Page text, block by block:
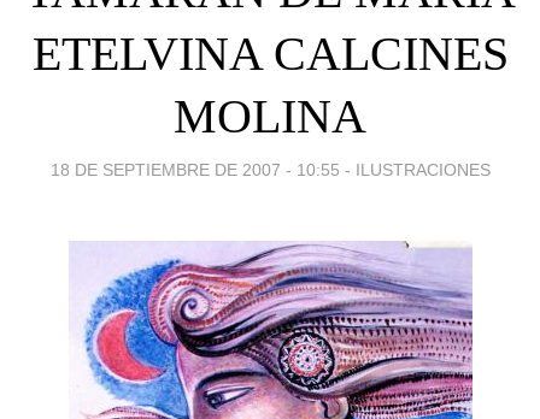
ETELVINA CALCINES
MOLINA
18 DE SEPTIEMBRE DE 2007 - 10:55 - ILUSTRACIONES